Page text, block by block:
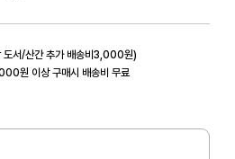
도서/산간 추가 배송비3,000원)
원 이상 구매시 배송비 무료